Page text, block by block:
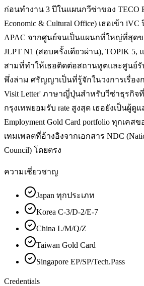
ก่อนทำงาน 3 ปีในแผนกวีซ่าของ TECO
Economic & Cultural Office) เธอเข้า
APAC จากศูนย์จนเป็นแผนกที่ใหญ่ที่สุด
JLPT N1 (สอบครั้งเดียวผ่าน), TOPIK
สามที่ทำให้เธอติดต่อสถานทูตและศูนย์รั
พึ่งล่าม ศรัญญาเป็นที่รู้จักในวงการเรื่องก
Visit Letter' ภาษาญี่ปุ่นสำหรับวีซ่าธุรกิ
กรุงเทพยอมรับ rate สูงสุด เธอยังเป็นผู้ดูแ
Employment Gold Card portfolio ทุกเคส
เทมเพลตที่อ้างอิงจากเอกสาร NDC
Council) โดยตรง
ความเชี่ยวชาญ
Japan ทุกประเภท
Korea C-3/D-2/E-7
China L/M/Q/Z
Taiwan Gold Card
Singapore EP/SP/Tech.Pass
Credentials